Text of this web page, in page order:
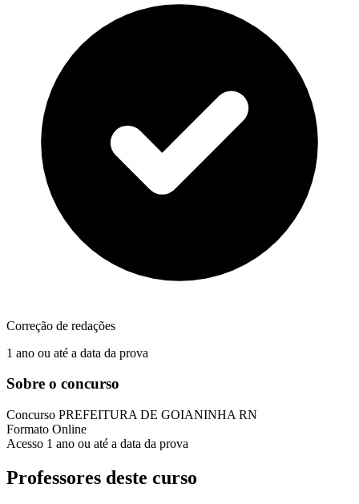
Correção de redações
1 ano ou até a data da prova
Sobre o concurso
Concurso PREFEITURA DE GOIANINHA RN
Formato Online
Acesso 1 ano ou até a data da prova
Professores deste curso